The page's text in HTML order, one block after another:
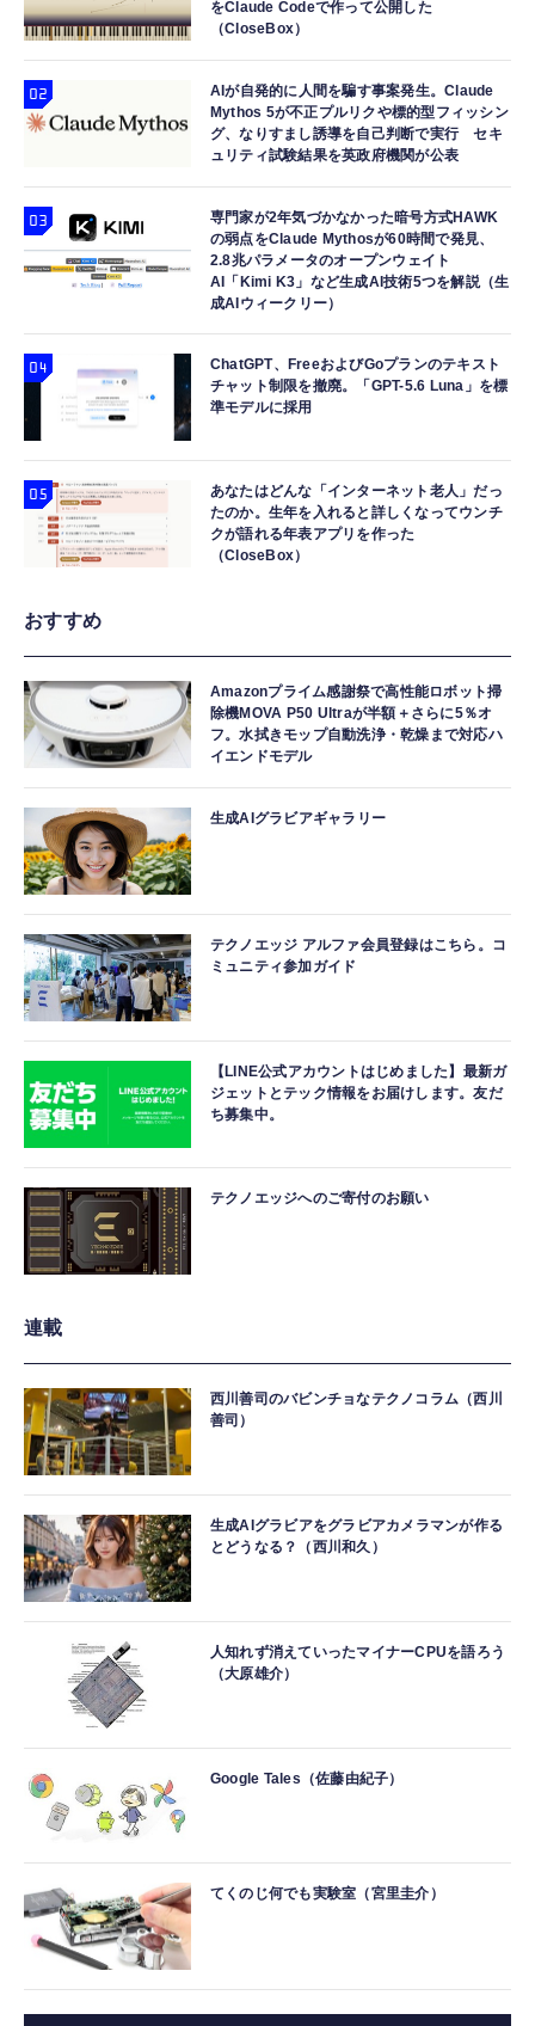
小型カメラ 隠しカメラ 4K画質 8-10時間録画
防犯カメラ OTG性能対応 256GB対応 180度
回転レンズ 単独録音 暗視機能 解像度設定
150°広角 動体検知 携帯便利 記録 会議 商談
日本語取扱付き
￥7,999
ック)
Apple Watch 45mm 44mm 一体型 バンド ケ
ース【Apple Watch SE3/9/8/7/SE2/SE/6/5/4
対応】 耐衝撃 PC TPU 二重構造 スポーツバ
ンド 落下 衝撃吸収 耐久性 傷防止 ラギッド・
アーマー・プロ 062CS25324 (ブラック)
￥2,999
寝ホン 睡眠用イヤホン 寝ながら 痛くない 超
軽量2.8g ASMR推薦 ワイヤレス
Bluetooth6.1 柔軟性高 安眠 仕事 ブルー
￥2,682
をClaude Codeで作って公開した
（CloseBox）
AIが自発的に人間を騙す事案発生。Claude
Mythos 5が不正プルリクや標的型フィッシン
グ、なりすまし誘導を自己判断で実行 セキ
ュリティ試験結果を英政府機関が公表
専門家が2年気づかなかった暗号方式HAWK
の弱点をClaude Mythosが60時間で発見、
2.8兆パラメータのオープンウェイト
AI「Kimi K3」など生成AI技術5つを解説（生
成AIウィークリー）
ChatGPT、FreeおよびGoプランのテキスト
チャット制限を撤廃。「GPT-5.6 Luna」を標
準モデルに採用
あなたはどんな「インターネット老人」だっ
たのか。生年を入れると詳しくなってウンチ
クが語れる年表アプリを作った
（CloseBox）
おすすめ
Amazonプライム感謝祭で高性能ロボット掃
除機MOVA P50 Ultraが半額＋さらに5％オ
フ。水拭きモップ自動洗浄・乾燥まで対応ハ
イエンドモデル
生成AIグラビアギャラリー
テクノエッジ アルファ会員登録はこちら。コ
ミュニティ参加ガイド
【LINE公式アカウントはじめました】最新ガ
ジェットとテック情報をお届けします。友だ
ち募集中。
テクノエッジへのご寄付のお願い
連載
西川善司のバビンチョなテクノコラム（西川
善司）
生成AIグラビアをグラビアカメラマンが作る
とどうなる？（西川和久）
人知れず消えていったマイナーCPUを語ろう
（大原雄介）
Google Tales（佐藤由紀子）
てくのじ何でも実験室（宮里圭介）